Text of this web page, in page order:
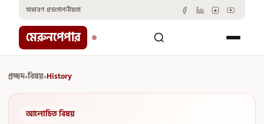
content
সাধারণ প্রশ্নগোপনীয়তা
মেরুনপেপার
প্রচ্ছদ›বিষয়›History
আলোচিত বিষয়